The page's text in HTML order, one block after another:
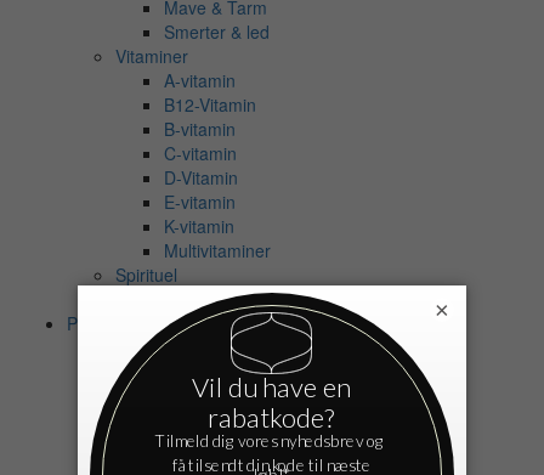
Mave & Tarm
Smerter & led
Vitaminer
A-vitamin
B12-Vitamin
B-vitamin
C-vitamin
D-Vitamin
E-vitamin
K-vitamin
Multivitaminer
Spirituel
Eksamensangst
Personlig pleje
Bad
Shampoo
Balsam
Bodyshampoo
Badeolie
Badesalt
×